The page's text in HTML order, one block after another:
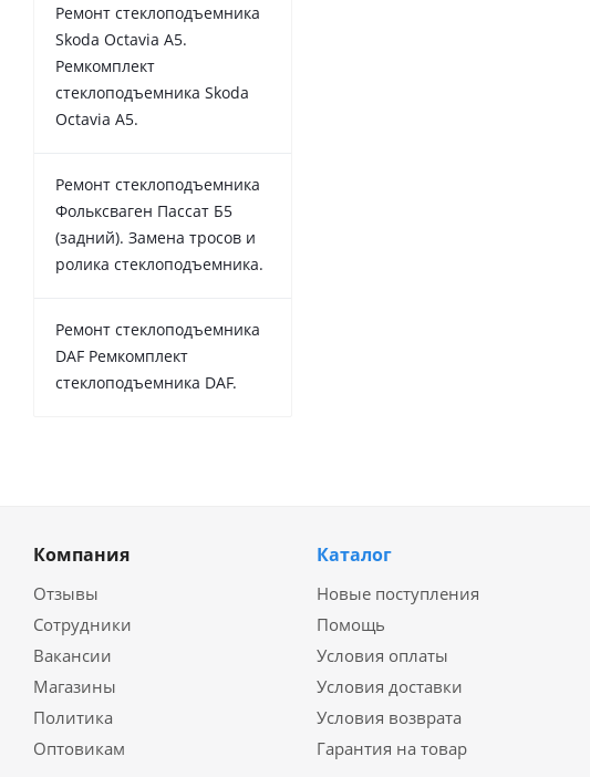
Ремонт стеклоподъемника
Skoda Octavia A5.
Ремкомплект
стеклоподъемника Skoda
Octavia A5.
Ремонт стеклоподъемника
Фольксваген Пассат Б5
(задний). Замена тросов и
ролика стеклоподъемника.
Ремонт стеклоподъемника
DAF Ремкомплект
стеклоподъемника DAF.
Компания
Отзывы
Сотрудники
Вакансии
Магазины
Политика
Оптовикам
Каталог
Новые поступления
Помощь
Условия оплаты
Условия доставки
Условия возврата
Гарантия на товар